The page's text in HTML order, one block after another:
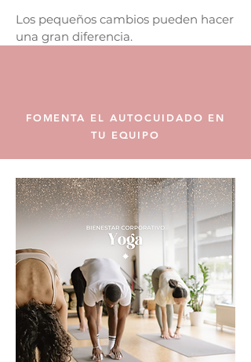
Los pequeños cambios pueden hacer
una gran diferencia.
FOMENTA EL AUTOCUIDADO EN
TU EQUIPO